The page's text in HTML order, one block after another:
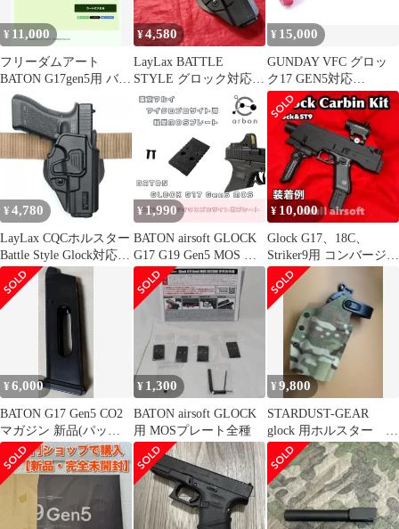
¥ 11,000
フリーダムアート
BATON G17gen5用 バレ
ルセット
¥4,580
LayLax BATTLE
STYLE グロック対応
CQCホルスター
¥ 15,000
GUNDAY VFC グロッ
ク17 GEN5対応
RADIANタイプ アウタ
ーバレルセット RED
GND-V05-G17-RED
¥ 4,780
LayLax CQCホルスター
Battle Style Glock対応
右利き用 [ ブラック ]
¥1,990
BATON airsoft GLOCK
G17 G19 Gen5 MOS 東
京マルイマイクロプロ
サイト用プレート
¥ 10,000
Glock G17、18C、
Striker9用 コンバージョ
ンキット
¥6,000
BATON G17 Gen5 CO2
マガジン 新品(パッケ
ージなし)
¥ 1,300
BATON airsoft GLOCK
用 MOSプレート全種
¥9,800
STARDUST-GEAR
glock 用ホルスター マ
ルチカム